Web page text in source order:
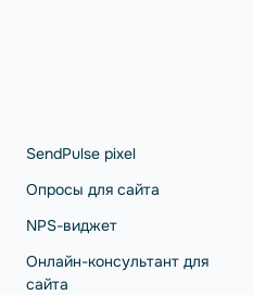
SendPulse pixel
Опросы для сайта
NPS-виджет
Онлайн-консультант для
сайта